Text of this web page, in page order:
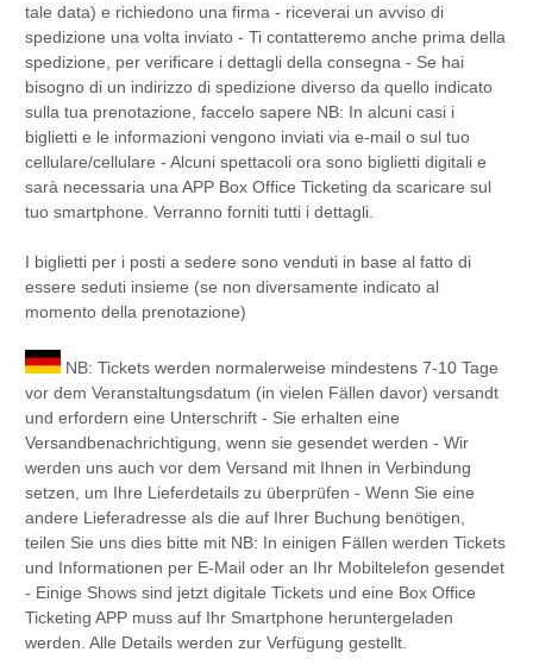
tale data) e richiedono una firma - riceverai un avviso di
spedizione una volta inviato - Ti contatteremo anche prima della
spedizione, per verificare i dettagli della consegna - Se hai
bisogno di un indirizzo di spedizione diverso da quello indicato
sulla tua prenotazione, faccelo sapere NB: In alcuni casi i
biglietti e le informazioni vengono inviati via e-mail o sul tuo
cellulare/cellulare - Alcuni spettacoli ora sono biglietti digitali e
sarà necessaria una APP Box Office Ticketing da scaricare sul
tuo smartphone. Verranno forniti tutti i dettagli.
I biglietti per i posti a sedere sono venduti in base al fatto di
essere seduti insieme (se non diversamente indicato al
momento della prenotazione)
NB: Tickets werden normalerweise mindestens 7-10 Tage
vor dem Veranstaltungsdatum (in vielen Fällen davor) versandt
und erfordern eine Unterschrift - Sie erhalten eine
Versandbenachrichtigung, wenn sie gesendet werden - Wir
werden uns auch vor dem Versand mit Ihnen in Verbindung
setzen, um Ihre Lieferdetails zu überprüfen - Wenn Sie eine
andere Lieferadresse als die auf Ihrer Buchung benötigen,
teilen Sie uns dies bitte mit NB: In einigen Fällen werden Tickets
und Informationen per E-Mail oder an Ihr Mobiltelefon gesendet
- Einige Shows sind jetzt digitale Tickets und eine Box Office
Ticketing APP muss auf Ihr Smartphone heruntergeladen
werden. Alle Details werden zur Verfügung gestellt.